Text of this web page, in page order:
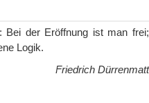
Bei der Eröffnung ist man frei;
Logik.
Friedrich Dürrenmatt